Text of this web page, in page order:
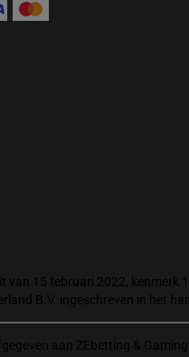
15 februari 2022,
B.V. ingeschreven in het
aan ZEbetting &